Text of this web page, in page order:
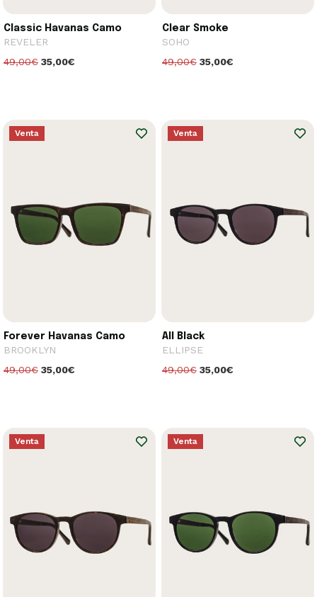
Classic Havanas Camo
REVELER
49,00€ 35,00€
Clear Smoke
SOHO
49,00€ 35,00€
Venta
Forever Havanas Camo
BROOKLYN
49,00€ 35,00€
Venta
All Black
ELLIPSE
49,00€ 35,00€
Venta Venta